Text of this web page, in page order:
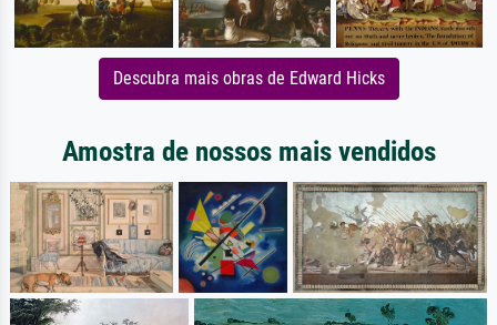
Descubra mais obras de Edward Hicks
Amostra de nossos mais vendidos